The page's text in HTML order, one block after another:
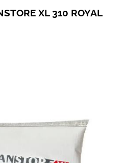
e Van
XL 310 ROYAL